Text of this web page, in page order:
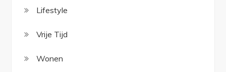
Lifestyle
Vrije Tijd
Wonen